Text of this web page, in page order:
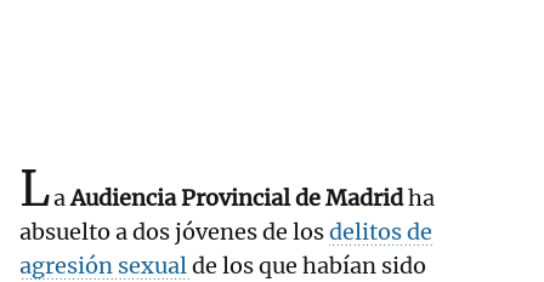
LaAudiencia Provincial de Madridha
absuelto a dos jóvenes de losdelitos de
agresión sexualde los que habían sido